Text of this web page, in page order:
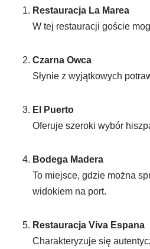
Restauracja La Marea
W tej restauracji goście
Czarna Owca
Słynie z wyjątkowych
El Puerto
Oferuje szeroki wybór
Bodega Madera
To miejsce, gdzie można
widokiem na port.
Restauracja Viva Espana
Charakteryzuje się